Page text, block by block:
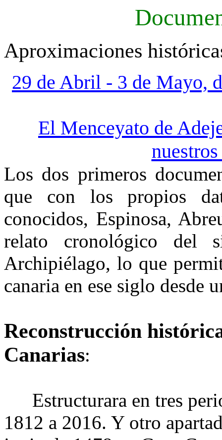
Aproximaciones
29 de Abril - 3 de Mayo,
El Menceyato de
Los dos primeros
que con los propios
conocidos, Espinosa,
relato cronológico
Archipiélago, lo que
canaria en ese siglo desde
Reconstrucción
Canarias:
Estructurara en tres
1812 a 2016. Y otro